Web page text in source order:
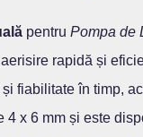
pentruPompa de
rapidă și
fiabilitate în timp,
4 x 6 mm și este